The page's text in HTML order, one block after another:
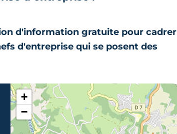
d'information gratuite pour cadrer
d'entreprise qui se posent des
+
−